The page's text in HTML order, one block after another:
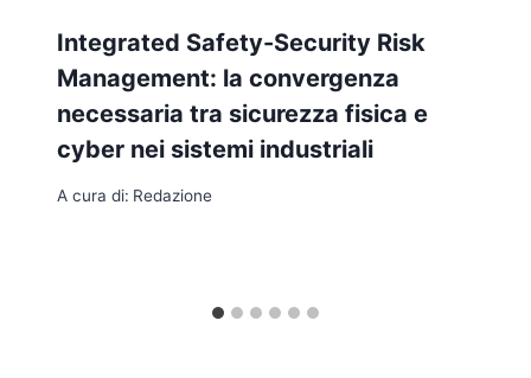
Integrated Safety-Security Risk
Management: la convergenza
necessaria tra sicurezza fisica e
cyber nei sistemi industriali
A cura di: Redazione